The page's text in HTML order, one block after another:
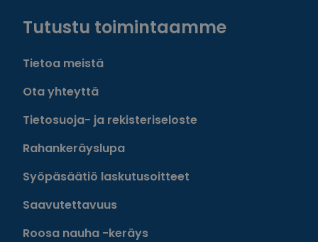
Tutustu toimintaamme
Tietoa meistä
Ota yhteyttä
Tietosuoja- ja rekisteriseloste
Rahankeräyslupa
Syöpäsäätiö laskutusoitteet
Saavutettavuus
Roosa nauha -keräys